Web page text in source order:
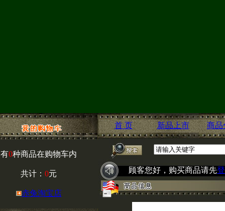
有0种商品在购物车内
共计： 0元
赤兔淘宝店
首 页 新品上市 商品
顾客您好，购买商品请先